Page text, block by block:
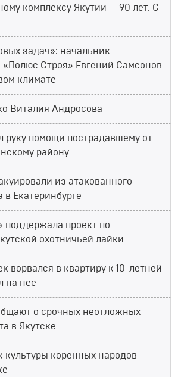
комплексу Якутии — 90 лет. С
задач»: начальник
Строя» Евгений Самсонов
климате
Виталия Андросова
руку помощи пострадавшему от
району
из атакованного
Екатеринбурге
поддержала проект по
охотничьей лайки
ворвался в квартиру к 10-летней
на нее
о срочных неотложных
в Якутске
культуры коренных народов